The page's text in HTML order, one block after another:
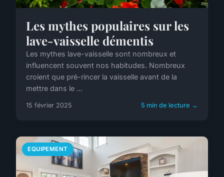
Les mythes populaires sur les
lave-vaisselle démentis
Les mythes lave-vaisselle sont nombreux et
influencent souvent nos habitudes. Nombreux
croient que pré-rincer la vaisselle avant de la
mettre dans le ...
15 février 2025 5 min de lecture →
EQUIPEMENT